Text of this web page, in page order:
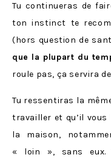
Tu continueras de
ton instinct te
(hors question de
que la plupart du
roule pas, ça servira
Tu ressentiras la
travailler et qu’il
la maison,
« loin », sans